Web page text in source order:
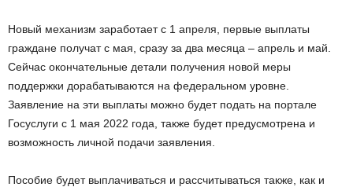
Новый механизм заработает с 1 апреля, первые выплаты
граждане получат с мая, сразу за два месяца – апрель и май.
Сейчас окончательные детали получения новой меры
поддержки дорабатываются на федеральном уровне.
Заявление на эти выплаты можно будет подать на портале
Госуслуги с 1 мая 2022 года, также будет предусмотрена и
возможность личной подачи заявления.
Пособие будет выплачиваться и рассчитываться также, как и